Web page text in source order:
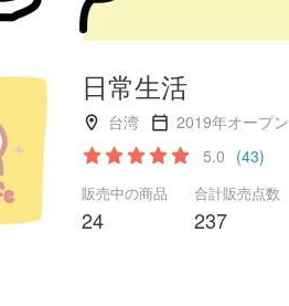
日常生活
台湾
2019年オープン
5.0 (43)
販売中の商品
24
合計販売点数
237